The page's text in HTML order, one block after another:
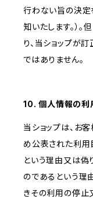
行わない旨の決定
知いたします。）
り、当ショップが
ではありません。
10. 個人情報の利
当ショップは、お
め公表された利用
という理由又は偽
のであるという理
きその利用の停止